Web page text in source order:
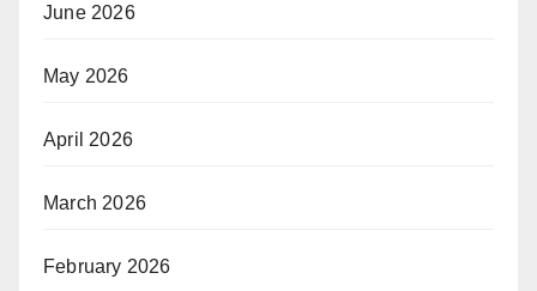
June 2026
May 2026
April 2026
March 2026
February 2026